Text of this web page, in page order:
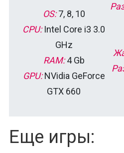
OS:7, 8, 10
CPU:Intel Core i3 3.0
GHz
RAM:4 Gb
GPU:NVidia GeForce
GTX 660
Еще игры: